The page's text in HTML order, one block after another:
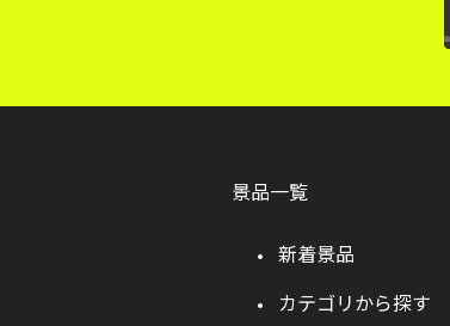
景品一覧
新着景品
カテゴリから探す